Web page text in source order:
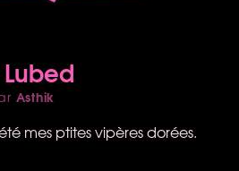
Asthik
mes ptites vipères dorées.